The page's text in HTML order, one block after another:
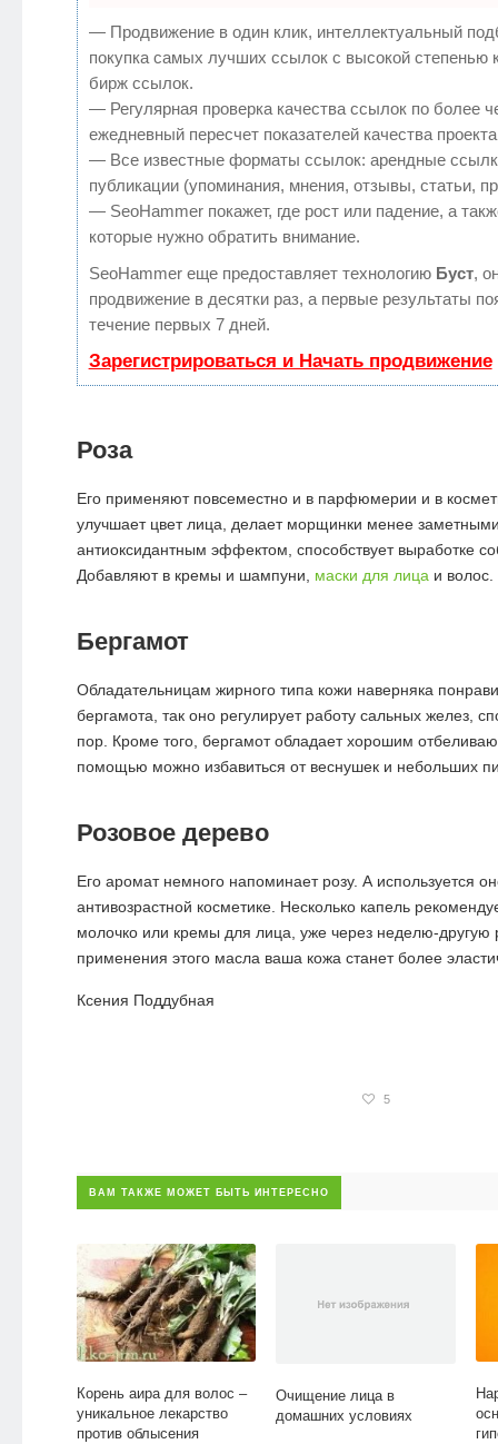
— Продвижение в один клик, интеллектуальный
покупка самых лучших ссылок с высокой степенью
бирж ссылок.
— Регулярная проверка качества ссылок по более
ежедневный пересчет показателей качества
— Все известные форматы ссылок: арендные
публикации (упоминания, мнения, отзывы, статьи,
— SeoHammer покажет, где рост или падение, а
которые нужно обратить внимание.
SeoHammer еще предоставляет технологию Буст,
продвижение в десятки раз, а первые результаты
течение первых 7 дней.
Зарегистрироваться и Начать продвижение
Роза
Его применяют повсеместно и в парфюмерии и в
улучшает цвет лица, делает морщинки менее
антиоксидантным эффектом, способствует выработке
Добавляют в кремы и шампуни, маски для лица и волос.
Бергамот
Обладательницам жирного типа кожи наверняка
бергамота, так оно регулирует работу сальных желез,
пор. Кроме того, бергамот обладает хорошим
помощью можно избавиться от веснушек и небольших
Розовое дерево
Его аромат немного напоминает розу. А используется
антивозрастной косметике. Несколько капель
молочко или кремы для лица, уже через неделю-другую
применения этого масла ваша кожа станет более
Ксения Поддубная
5
ВАМ ТАКЖЕ МОЖЕТ БЫТЬ ИНТЕРЕСНО
Корень аира для волос –
уникальное лекарство
против облысения
Очищение лица в
домашних условиях